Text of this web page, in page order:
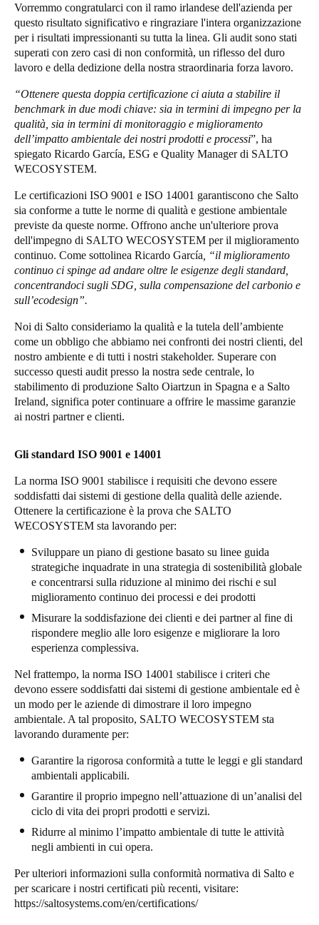
Belgium
Français
NederlandsEnglish
Spain
Portugal
Português
Italy
Italiano
Russia
Russian
Polski
Czech Republic
Čeština
Denmark
Danskere English
SvenskaEnglish
Norway
NorskEnglish
Finland
FinnishEnglish
Salva nuova selezione come predefinita
Vorremmo congratularci con il ramo irlandese dell'azienda per
questo risultato significativo e ringraziare l'intera organizzazione
per i risultati impressionanti su tutta la linea. Gli audit sono stati
superati con zero casi di non conformità, un riflesso del duro
lavoro e della dedizione della nostra straordinaria forza lavoro.
“Ottenere questa doppia certificazione ci aiuta a stabilire il
benchmark in due modi chiave: sia in termini di impegno per la
qualità, sia in termini di monitoraggio e miglioramento
dell’impatto ambientale dei nostri prodotti e processi”, ha
spiegato Ricardo García, ESG e Quality Manager di SALTO
WECOSYSTEM.
Le certificazioni ISO 9001 e ISO 14001 garantiscono che Salto
sia conforme a tutte le norme di qualità e gestione ambientale
previste da queste norme. Offrono anche un'ulteriore prova
dell'impegno di SALTO WECOSYSTEM per il miglioramento
continuo. Come sottolinea Ricardo García , “il miglioramento
continuo ci spinge ad andare oltre le esigenze degli standard,
concentrandoci sugli SDG, sulla compensazione del carbonio e
sull’ecodesign”.
Noi di Salto consideriamo la qualità e la tutela dell’ambiente
come un obbligo che abbiamo nei confronti dei nostri clienti, del
nostro ambiente e di tutti i nostri stakeholder. Superare con
successo questi audit presso la nostra sede centrale, lo
stabilimento di produzione Salto Oiartzun in Spagna e a Salto
Ireland, significa poter continuare a offrire le massime garanzie
ai nostri partner e clienti.
Gli standard ISO 9001 e 14001
La norma ISO 9001 stabilisce i requisiti che devono essere
soddisfatti dai sistemi di gestione della qualità delle aziende.
Ottenere la certificazione è la prova che SALTO
WECOSYSTEM sta lavorando per:
Sviluppare un piano di gestione basato su linee guida
strategiche inquadrate in una strategia di sostenibilità globale
e concentrarsi sulla riduzione al minimo dei rischi e sul
miglioramento continuo dei processi e dei prodotti
Misurare la soddisfazione dei clienti e dei partner al fine di
rispondere meglio alle loro esigenze e migliorare la loro
esperienza complessiva.
Nel frattempo, la norma ISO 14001 stabilisce i criteri che
devono essere soddisfatti dai sistemi di gestione ambientale ed è
un modo per le aziende di dimostrare il loro impegno
ambientale. A tal proposito, SALTO WECOSYSTEM sta
lavorando duramente per:
Garantire la rigorosa conformità a tutte le leggi e gli standard
ambientali applicabili.
Garantire il proprio impegno nell’attuazione di un’analisi del
ciclo di vita dei propri prodotti e servizi.
Ridurre al minimo l’impatto ambientale di tutte le attività
negli ambienti in cui opera.
Per ulteriori informazioni sulla conformità normativa di Salto e
per scaricare i nostri certificati più recenti, visitare:
https://saltosystems.com/en/certifications/